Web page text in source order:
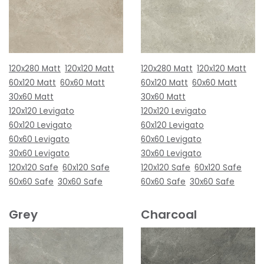
120x280 Matt 120x120 Matt
60x120 Matt 60x60 Matt
30x60 Matt
120x120 Levigato
60x120 Levigato
60x60 Levigato
30x60 Levigato
120x120 Safe 60x120 Safe
60x60 Safe 30x60 Safe
120x280 Matt 120x120 Matt
60x120 Matt 60x60 Matt
30x60 Matt
120x120 Levigato
60x120 Levigato
60x60 Levigato
30x60 Levigato
120x120 Safe 60x120 Safe
60x60 Safe 30x60 Safe
Grey Charcoal